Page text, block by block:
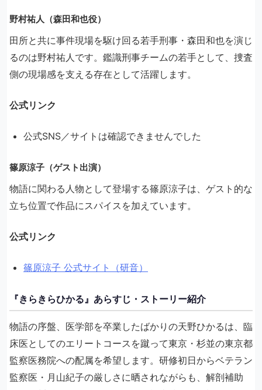
野村祐人（森田和也役）
田所と共に事件現場を駆け回る若手刑事・森田和也を演じ
るのは野村祐人です。鑑識刑事チームの若手として、捜査
側の現場感を支える存在として活躍します。
公式リンク
公式SNS／サイトは確認できませんでした
篠原涼子（ゲスト出演）
物語に関わる人物として登場する篠原涼子は、ゲスト的な
立ち位置で作品にスパイスを加えています。
公式リンク
篠原涼子 公式サイト（研音）
『きらきらひかる』あらすじ・ストーリー紹介
物語の序盤、医学部を卒業したばかりの天野ひかるは、臨
床医としてのエリートコースを蹴って東京・杉並の東京都
監察医務院への配属を希望します。研修初日からベテラン
監察医・月山紀子の厳しさに晒されながらも、解剖補助